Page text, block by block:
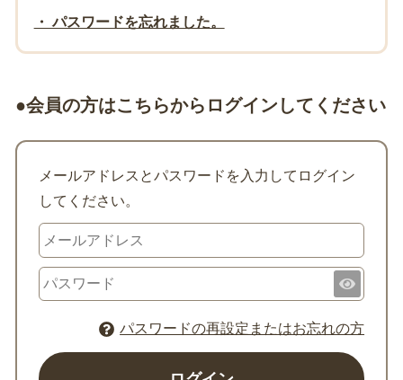
・ パスワードを忘れました。
●会員の方はこちらからログインしてください
メールアドレスとパスワードを入力してログイン
してください。
パスワードの再設定またはお忘れの方